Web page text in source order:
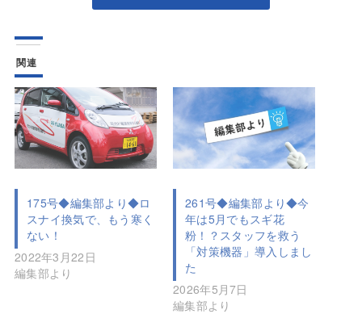
関連
175号◆編集部より◆ロ
スナイ換気で、もう寒く
ない！
2022年3月22日
編集部より
261号◆編集部より◆今
年は5月でもスギ花
粉！？スタッフを救う
「対策機器」導入しまし
た
2026年5月7日
編集部より